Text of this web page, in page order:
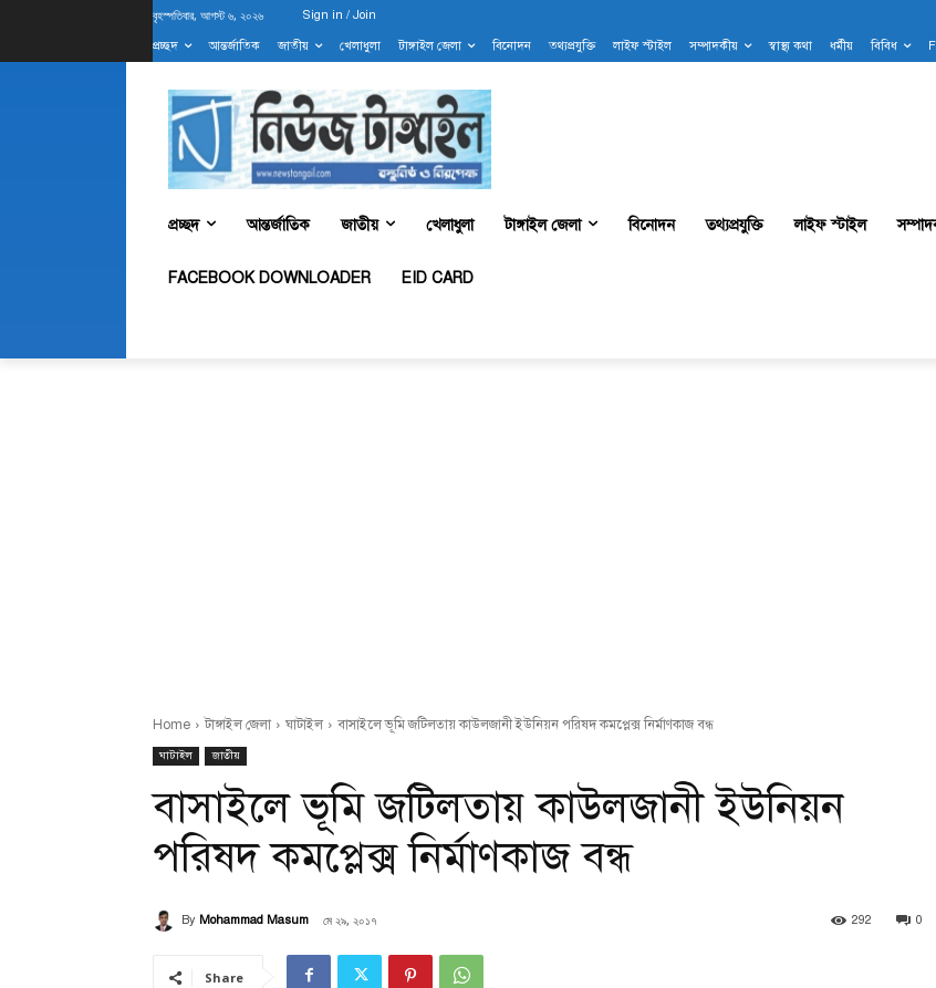
বৃহস্পতিবার, আগস্ট ৬, ২০২৬ Sign in / Join
প্রচ্ছদ আন্তর্জাতিক জাতীয় খেলাধুলা টাঙ্গাইল জেলা বিনোদন তথ্যপ্রযুক্তি লাইফ স্টাইল সম্পাদকীয় স্বাস্থ্য কথা ধর্মীয় বিবিধ
প্রচ্ছদ আন্তর্জাতিক জাতীয় খেলাধুলা টাঙ্গাইল জেলা বিনোদন তথ্যপ্রযুক্তি লাইফ স্টাইল
FACEBOOK DOWNLOADER EID CARD
Home টাঙ্গাইল জেলা ঘাটাইল বাসাইলে ভূমি জটিলতায় কাউলজানী ইউনিয়ন পরিষদ কমপ্লেক্স নির্মাণকাজ বন্ধ
ঘাটাইল জাতীয়
বাসাইলে ভূমি জটিলতায় কাউলজানী ইউনিয়ন
পরিষদ কমপ্লেক্স নির্মাণকাজ বন্ধ
By Mohammad Masum মে ২৯, ২০১৭ 0
292
Share